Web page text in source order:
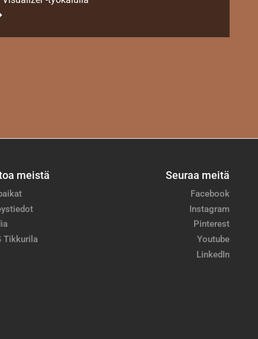
meistä
Tikkurila
Seuraa meitä
Facebook
Instagram
Pinterest
Youtube
LinkedIn